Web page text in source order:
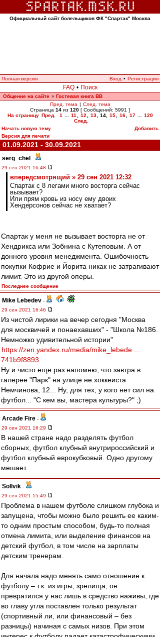
Официальный сайт болельщиков ФК "Спартак" Москва
Полная версия Вход • Регистрация
FAQ • Поиск
Общение на сайте » Гостевая книга ВВ
Пред. тема | След. тема
Страница 14 из 120 [ Сообщений: 5991 ]
На страницу Пред. 1 11 12 13 14, 15 16 17
120
След.
Начать новую тему
Добавить
Версия для печати
01.09.2021 - 30.09.2021
serg_chel -
29 сен 2021 16:48
впередсмотрящий » 29 сен 2021 12:32
Спартак с 8 легами много восторга сейчас
вызывает?
Или прям кровь из носу ему двоих
Хендерсонов сейчас не хватает?
Спартак у меня не вызывает восторга не от
Хендрикса или Зобнина с Кутеповым. А от
донного уровня менеджмента. Ошибочность
покупки Кофрие и Йорита никак не затрагивают
лимит. Это из другой оперы.
Последнее сообщение
Mike Lebedev -
29 сен 2021 16:46
Из чистой лирики на вечер сегодня "Москва
для москвичей и понаехавших" - "Школа №186.
Немножко удивительной истории"
https://zen.yandex.ru/media/mike_lebede ...
741b9f8893
Ну и чисто еще раз напомню, что завтра в
галерее "Парк" на улице не хоккеиста
Немчинова, 12... Ну, для тех, у кого нет сил на
футбол... "С кем вы, мастера культуры?" ;)
Arcade Fire -
29 сен 2021 16:29
В нашей стране надо разделять футбол
сборных, футбол клубный внутрироссийский и
футбол клубный еврокубковый. Одно другому
мешает.
Sollvik -
29 сен 2021 15:49
Проблема в нашем футболе слишком глубока и
запущена, чтобы можно было решить ее каким-
то одним простым способом, будь-то полная
отмена лимита, или выделение финансов на
детский футбол, в том числе на зарплаты
детским тренерам.
Для начала надо менять само отношение к
футболу – т.к. из игры, зрелища, он
превратился у нас лишь в средство наживы, где
во главу угла поставлен только результат
(спортивный ли, или финансовый – без
разницы) начиная с самых низов. При этом